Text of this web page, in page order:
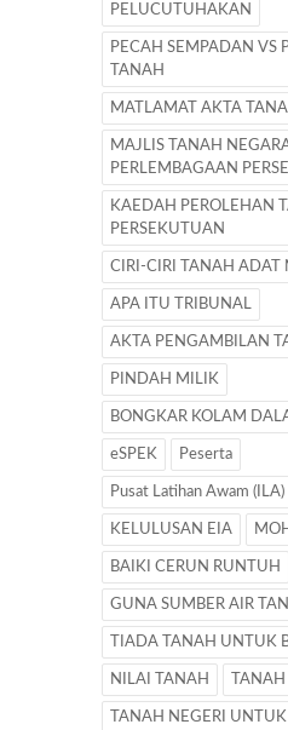
PELUCUTUHAKAN
PECAH SEMPADAN VS
TANAH
MATLAMAT AKTA
MAJLIS TANAH
PERLEMBAGAAN
KAEDAH PEROLEHAN
PERSEKUTUAN
CIRI-CIRI TANAH ADAT
APA ITU TRIBUNAL
AKTA PENGAMBILAN
PINDAH MILIK
BONGKAR KOLAM
eSPEK Peserta
Pusat Latihan Awam (ILA)
KELULUSAN EIA
BAIKI CERUN RUNTUH
GUNA SUMBER AIR
TIADA TANAH UNTUK
NILAI TANAH
TANAH NEGERI